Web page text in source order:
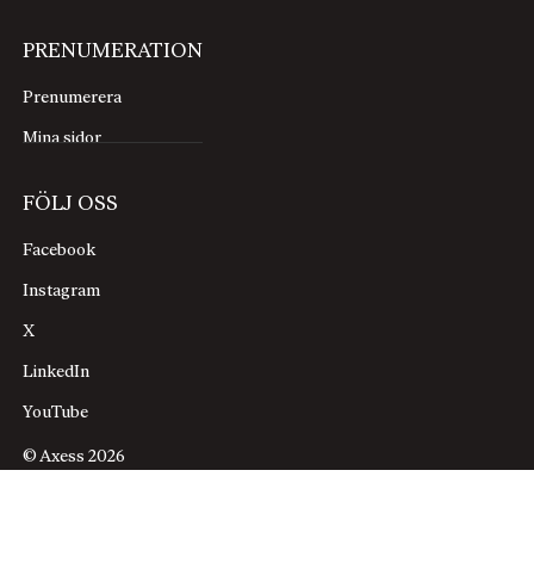
PRENUMERATION
Prenumerera
Mina sidor
FÖLJ OSS
Facebook
Instagram
X
LinkedIn
YouTube
© Axess 2026